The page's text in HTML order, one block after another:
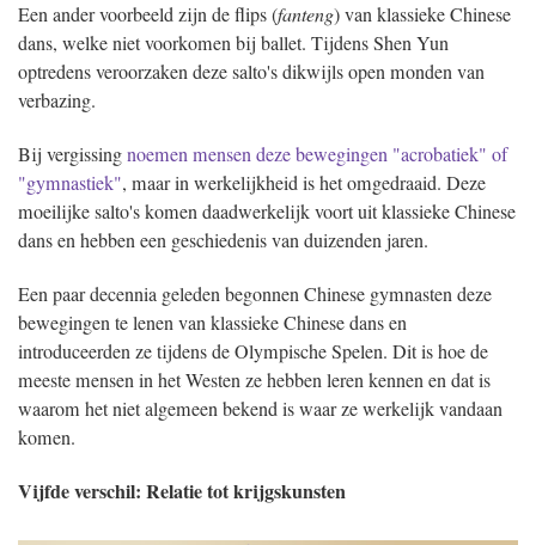
Een ander voorbeeld zijn de flips (fanteng) van klassieke Chinese
dans, welke niet voorkomen bij ballet. Tijdens Shen Yun
optredens veroorzaken deze salto's dikwijls open monden van
verbazing.
Bij vergissingnoemen mensen deze bewegingen "acrobatiek" of
"gymnastiek", maar in werkelijkheid is het omgedraaid. Deze
moeilijke salto's komen daadwerkelijk voort uit klassieke Chinese
dans en hebben een geschiedenis van duizenden jaren.
Een paar decennia geleden begonnen Chinese gymnasten deze
bewegingen te lenen van klassieke Chinese dans en
introduceerden ze tijdens de Olympische Spelen. Dit is hoe de
meeste mensen in het Westen ze hebben leren kennen en dat is
waarom het niet algemeen bekend is waar ze werkelijk vandaan
komen.
Vijfde verschil: Relatie tot krijgskunsten